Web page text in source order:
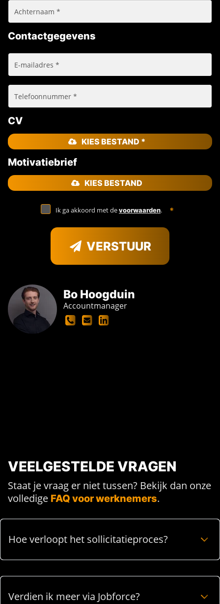
Bo Hoogduin
Accountmanager
Contactgegevens
CV
KIES BESTAND *
Motivatiebrief
KIES BESTAND
Ik ga akkoord met devoorwaarden.
VERSTUUR
VEELGESTELDE VRAGEN
Staat je vraag er niet tussen? Bekijk dan onze
volledige FAQ voor werknemers.
Hoe verloopt het sollicitatieproces?
Verdien ik meer via Jobforce?